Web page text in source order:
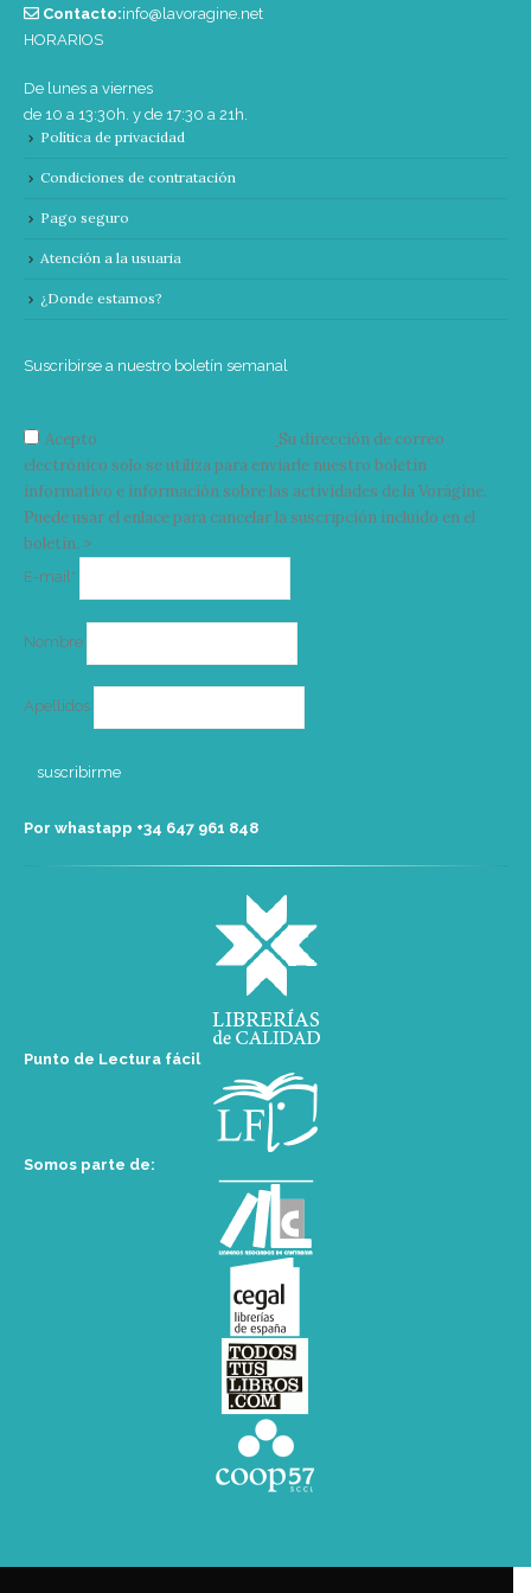
Contacto:info@lavoragine.net
HORARIOS
De lunes a viernes
de 10 a 13:30h. y de 17:30 a 21h.
Política de privacidad
Condiciones de contratación
Pago seguro
Atención a la usuaria
¿Donde estamos?
Suscribirse a nuestro boletín semanal
Acepto
Su dirección de correo
electrónico solo se utiliza para enviarle nuestro boletín
informativo e información sobre las actividades de la Vorágine.
Puede usar el enlace para cancelar la suscripción incluido en el
boletín. >
E-mail*
Nombre
Apellidos
Por whastapp +34 ‭647 961 848‬
Punto de Lectura fácil
Somos parte de: